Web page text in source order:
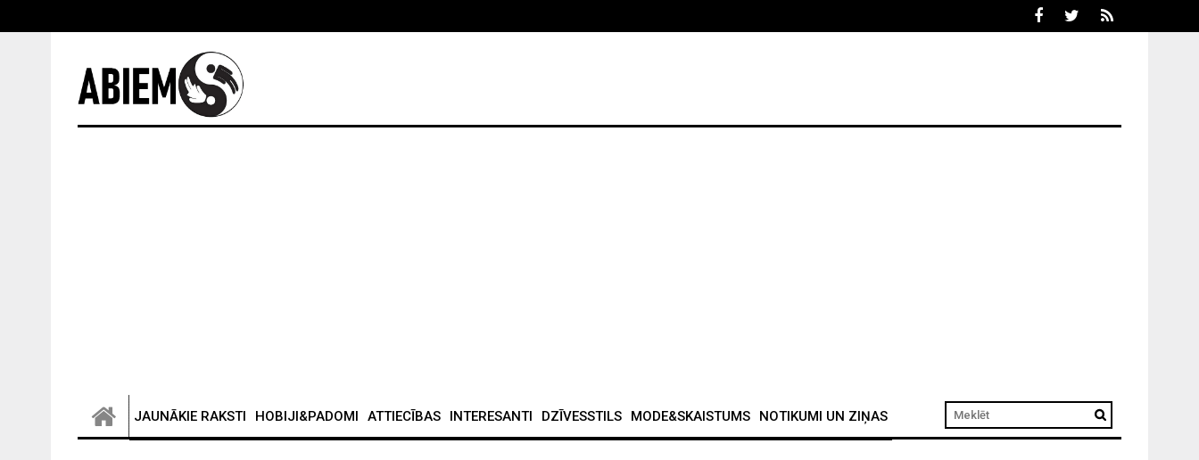
JAUNĀKIE RAKSTI HOBIJI&PADOMI ATTIECĪBAS INTERESANTI DZĪVESSTILS MODE&SKAISTUMS NOTIKUMI UN ZIŅAS